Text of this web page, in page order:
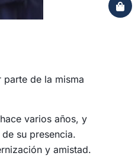
de la misma
varios años, y
su presencia.
y amistad.